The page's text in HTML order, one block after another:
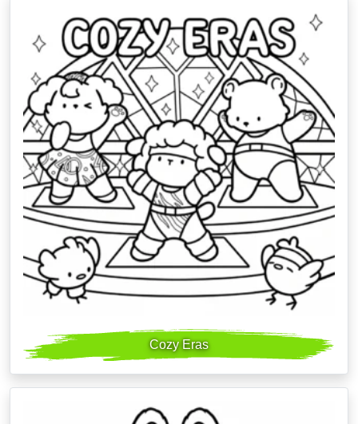
Cozy Eras